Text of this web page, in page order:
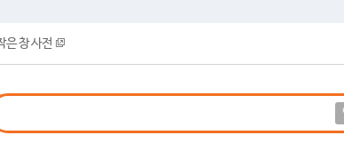
은 창 사전